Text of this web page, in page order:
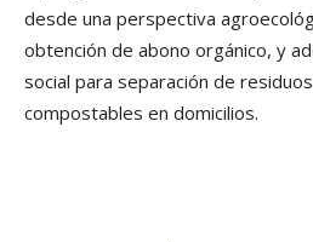
desde una perspectiva
obtención de abono orgánico, y
social para separación de
compostables en domicilios.